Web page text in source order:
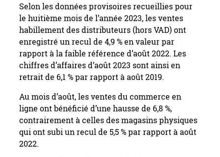
Selon les données provisoires recueillies pour
le huitième mois de l’année 2023, les ventes
habillement des distributeurs (hors VAD) ont
enregistré un recul de 4,9 % en valeur par
rapport à la faible référence d’août 2022. Les
chiffres d’affaires d’août 2023 sont ainsi en
retrait de 6,1 % par rapport à août 2019.
Au mois d’août, les ventes du commerce en
ligne ont bénéficié d’une hausse de 6,8 %,
contrairement à celles des magasins physiques
qui ont subi un recul de 5,5 % par rapport à août
2022.